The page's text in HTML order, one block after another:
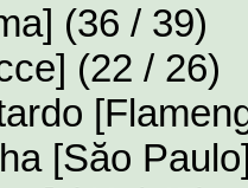
(36 / 39)
(22 / 26)
[Săo